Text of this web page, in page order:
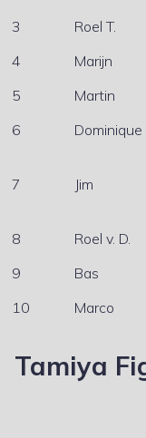
3 Roel T.
4
Marijn
5
Martin
6
Dominique
7 Jim
8 Roel v. D.
9
Bas
10
Marco
Tamiya